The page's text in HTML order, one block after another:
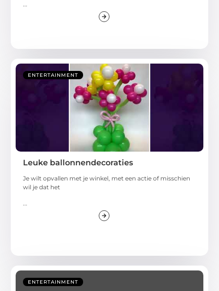
...
ENTERTAINMENT
Leuke ballonnendecoraties
Je wilt opvallen met je winkel, met een actie of misschien
wil je dat het
ENTERTAINMENT